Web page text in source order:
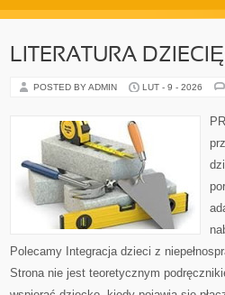
LITERATURA
POSTED BY ADMIN LUT - 9 - 2026
Polecamy Integracja dzieci z
Strona nie jest teoretycznym